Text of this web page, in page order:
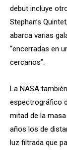
debut incluye
Stephan’s
abarca varias
“encerradas en
cercanos”.
La NASA
espectrográfico
mitad de la
años los de
luz filtrada que